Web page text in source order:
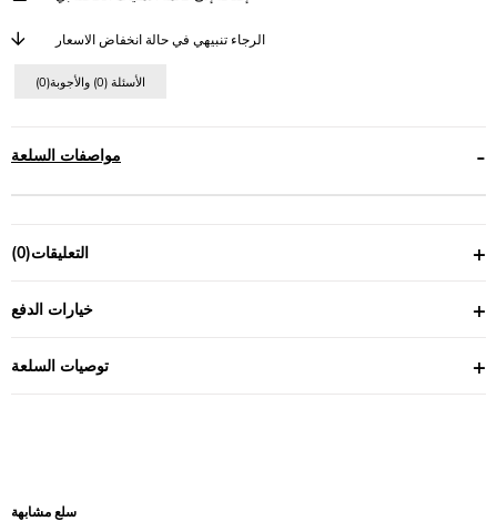
الرجاء تنبيهي في حالة انخفاض الاسعار
(0)الأسئلة (0) والأجوبة
مواصفات السلعة
التعليقات(0)
خيارات الدفع
توصيات السلعة
سلع مشابهة